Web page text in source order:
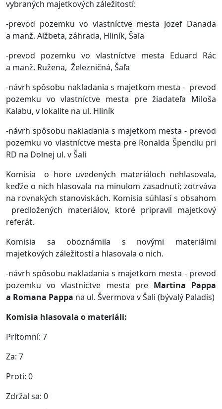
vybraných majetkových záležitostí:
-prevod pozemku vo vlastníctve mesta Jozef Danada
a manž. Alžbeta, záhrada, Hliník, Šaľa
-prevod pozemku vo vlastníctve mesta Eduard Rác
a manž. Ružena, Železničná, Šaľa
-návrh spôsobu nakladania s majetkom mesta - prevod
pozemku vo vlastníctve mesta pre žiadateľa Miloša
Kalabu, v lokalite na ul. Hliník
-návrh spôsobu nakladania s majetkom mesta - prevod
pozemku vo vlastníctve mesta pre Ronalda Špendlu pri
RD na Dolnej ul. v Šali
Komisia o hore uvedených materiáloch nehlasovala,
keďže o nich hlasovala na minulom zasadnutí; zotrváva
na rovnakých stanoviskách. Komisia súhlasí s obsahom
predložených materiálov, ktoré pripravil majetkový
referát.
Komisia sa oboznámila s novými materiálmi
majetkových záležitostí a hlasovala o nich.
-návrh spôsobu nakladania s majetkom mesta - prevod
pozemku vo vlastníctve mesta pre Martina Pappa
a Romana Pappa na ul. Švermova v Šali (bývalý Paladis)
Komisia hlasovala o materiáli:
Prítomní: 7
Za: 7
Proti: 0
Zdržal sa: 0